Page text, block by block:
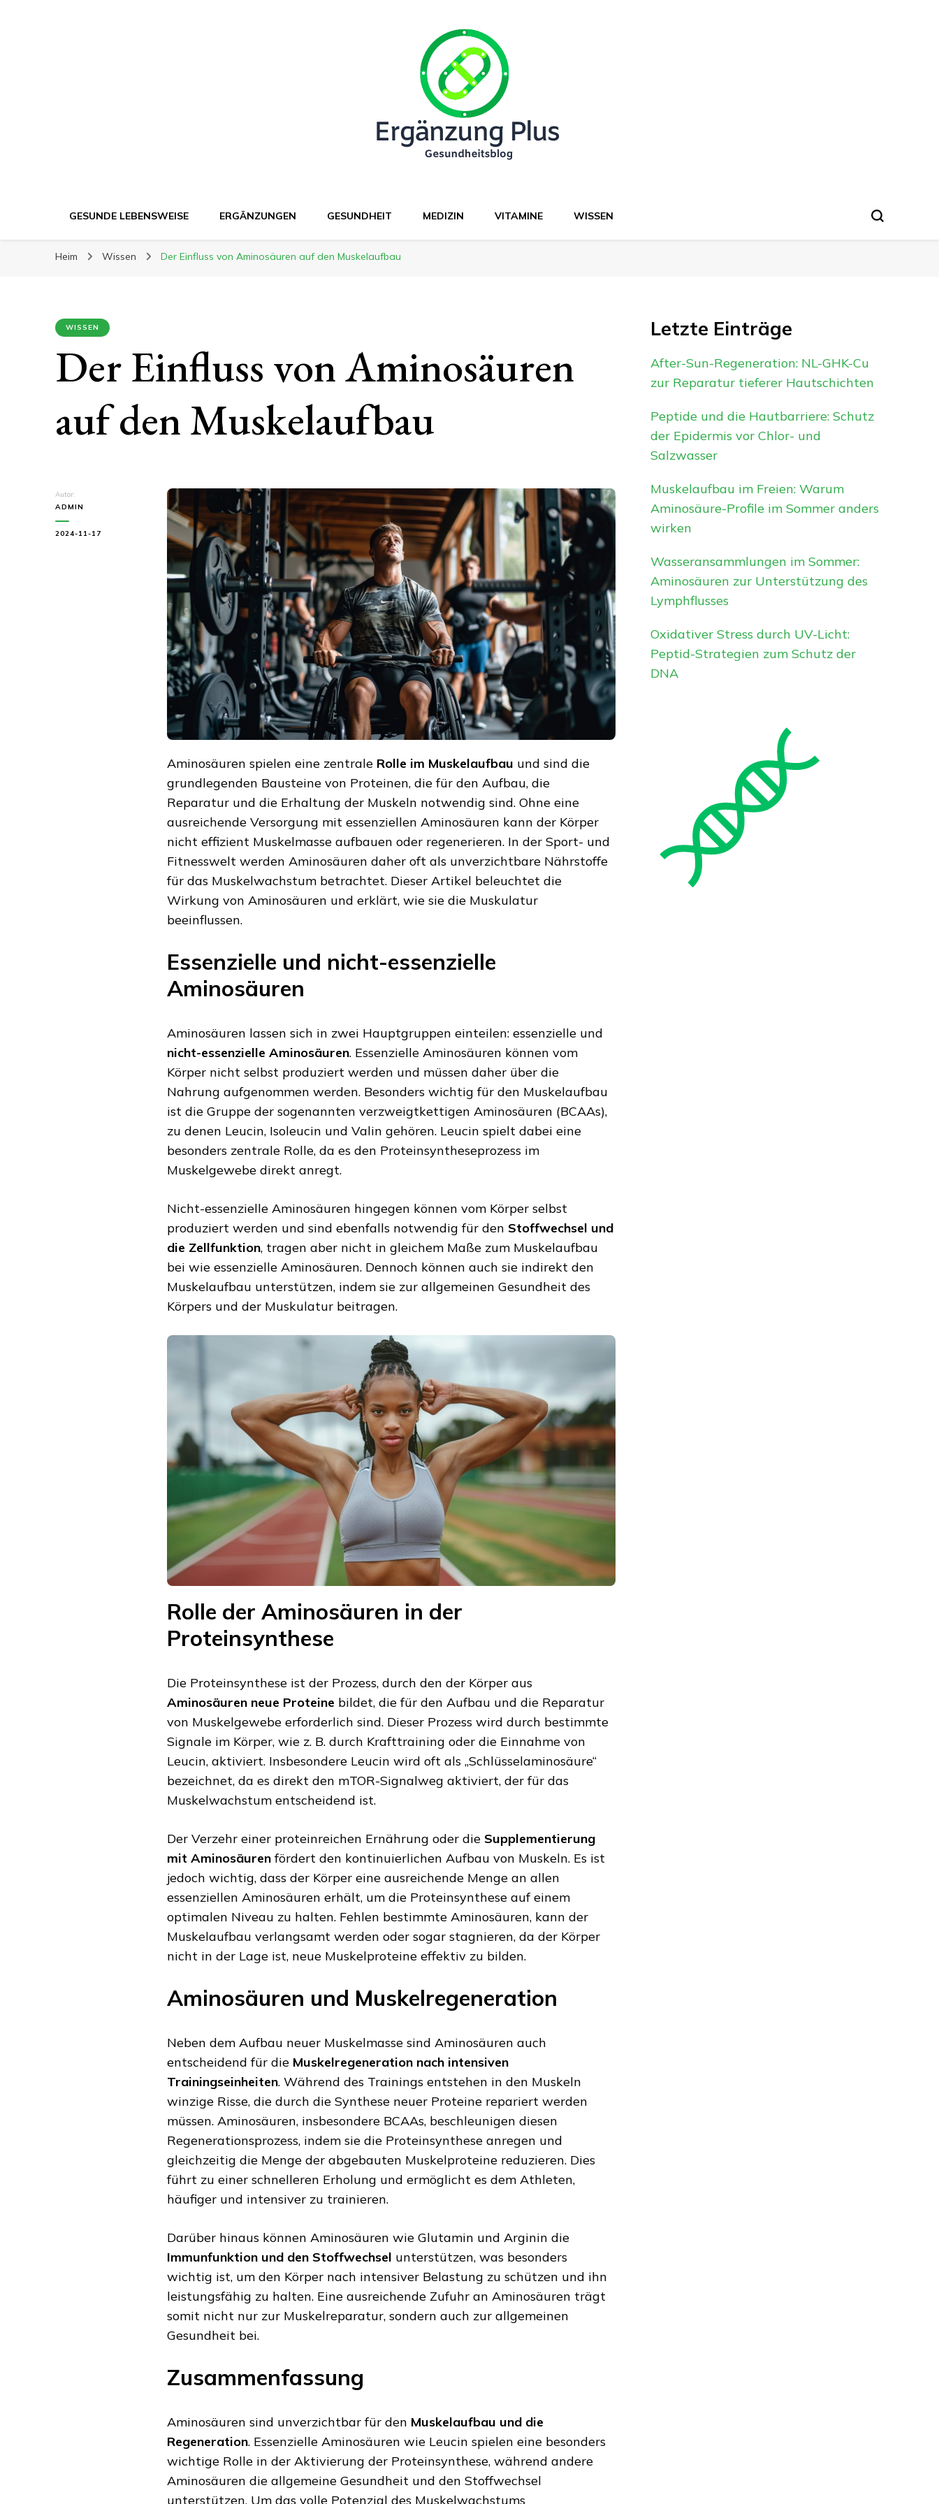
Ergänzung Plus
GESUNDE LEBENSWEISE ERGÄNZUNGEN GESUNDHEIT MEDIZIN VITAMINE WISSEN
Heim Wissen Der Einfluss von Aminosäuren auf den Muskelaufbau
WISSEN
Der Einfluss von Aminosäuren
auf den Muskelaufbau
Autor:
ADMIN
2024-11-17
Aminosäuren spielen eine zentrale Rolle im Muskelaufbau und sind die
grundlegenden Bausteine von Proteinen, die für den Aufbau, die
Reparatur und die Erhaltung der Muskeln notwendig sind. Ohne eine
ausreichende Versorgung mit essenziellen Aminosäuren kann der Körper
nicht effizient Muskelmasse aufbauen oder regenerieren. In der Sport- und
Fitnesswelt werden Aminosäuren daher oft als unverzichtbare Nährstoffe
für das Muskelwachstum betrachtet. Dieser Artikel beleuchtet die
Wirkung von Aminosäuren und erklärt, wie sie die Muskulatur
beeinflussen.
Essenzielle und nicht-essenzielle
Aminosäuren
Aminosäuren lassen sich in zwei Hauptgruppen einteilen: essenzielle und
nicht-essenzielle Aminosäuren. Essenzielle Aminosäuren können vom
Körper nicht selbst produziert werden und müssen daher über die
Nahrung aufgenommen werden. Besonders wichtig für den Muskelaufbau
ist die Gruppe der sogenannten verzweigtkettigen Aminosäuren (BCAAs),
zu denen Leucin, Isoleucin und Valin gehören. Leucin spielt dabei eine
besonders zentrale Rolle, da es den Proteinsyntheseprozess im
Muskelgewebe direkt anregt.
Nicht-essenzielle Aminosäuren hingegen können vom Körper selbst
produziert werden und sind ebenfalls notwendig für den Stoffwechsel und
die Zellfunktion, tragen aber nicht in gleichem Maße zum Muskelaufbau
bei wie essenzielle Aminosäuren. Dennoch können auch sie indirekt den
Muskelaufbau unterstützen, indem sie zur allgemeinen Gesundheit des
Körpers und der Muskulatur beitragen.
Rolle der Aminosäuren in der
Proteinsynthese
Die Proteinsynthese ist der Prozess, durch den der Körper aus
Aminosäuren neue Proteine bildet, die für den Aufbau und die Reparatur
von Muskelgewebe erforderlich sind. Dieser Prozess wird durch bestimmte
Signale im Körper, wie z. B. durch Krafttraining oder die Einnahme von
Leucin, aktiviert. Insbesondere Leucin wird oft als „Schlüsselaminosäure“
bezeichnet, da es direkt den mTOR-Signalweg aktiviert, der für das
Muskelwachstum entscheidend ist.
Der Verzehr einer proteinreichen Ernährung oder die Supplementierung
mit Aminosäurenfördert den kontinuierlichen Aufbau von Muskeln. Es ist
jedoch wichtig, dass der Körper eine ausreichende Menge an allen
essenziellen Aminosäuren erhält, um die Proteinsynthese auf einem
optimalen Niveau zu halten. Fehlen bestimmte Aminosäuren, kann der
Muskelaufbau verlangsamt werden oder sogar stagnieren, da der Körper
nicht in der Lage ist, neue Muskelproteine effektiv zu bilden.
Aminosäuren und Muskelregeneration
Neben dem Aufbau neuer Muskelmasse sind Aminosäuren auch
entscheidend für die Muskelregeneration nach intensiven
Trainingseinheiten. Während des Trainings entstehen in den Muskeln
winzige Risse, die durch die Synthese neuer Proteine repariert werden
müssen. Aminosäuren, insbesondere BCAAs, beschleunigen diesen
Regenerationsprozess, indem sie die Proteinsynthese anregen und
gleichzeitig die Menge der abgebauten Muskelproteine reduzieren. Dies
führt zu einer schnelleren Erholung und ermöglicht es dem Athleten,
häufiger und intensiver zu trainieren.
Darüber hinaus können Aminosäuren wie Glutamin und Arginin die
Immunfunktion und den Stoffwechsel unterstützen, was besonders
wichtig ist, um den Körper nach intensiver Belastung zu schützen und ihn
leistungsfähig zu halten. Eine ausreichende Zufuhr an Aminosäuren trägt
somit nicht nur zur Muskelreparatur, sondern auch zur allgemeinen
Gesundheit bei.
Zusammenfassung
Aminosäuren sind unverzichtbar für den Muskelaufbau und die
Regeneration. Essenzielle Aminosäuren wie Leucin spielen eine besonders
wichtige Rolle in der Aktivierung der Proteinsynthese, während andere
Aminosäuren die allgemeine Gesundheit und den Stoffwechsel
unterstützen. Um das volle Potenzial des Muskelwachstums
Letzte Einträge
After-Sun-Regeneration: NL-GHK-Cu
zur Reparatur tieferer Hautschichten
Peptide und die Hautbarriere: Schutz
der Epidermis vor Chlor- und
Salzwasser
Muskelaufbau im Freien: Warum
Aminosäure-Profile im Sommer anders
wirken
Wasseransammlungen im Sommer:
Aminosäuren zur Unterstützung des
Lymphflusses
Oxidativer Stress durch UV-Licht:
Peptid-Strategien zum Schutz der
DNA